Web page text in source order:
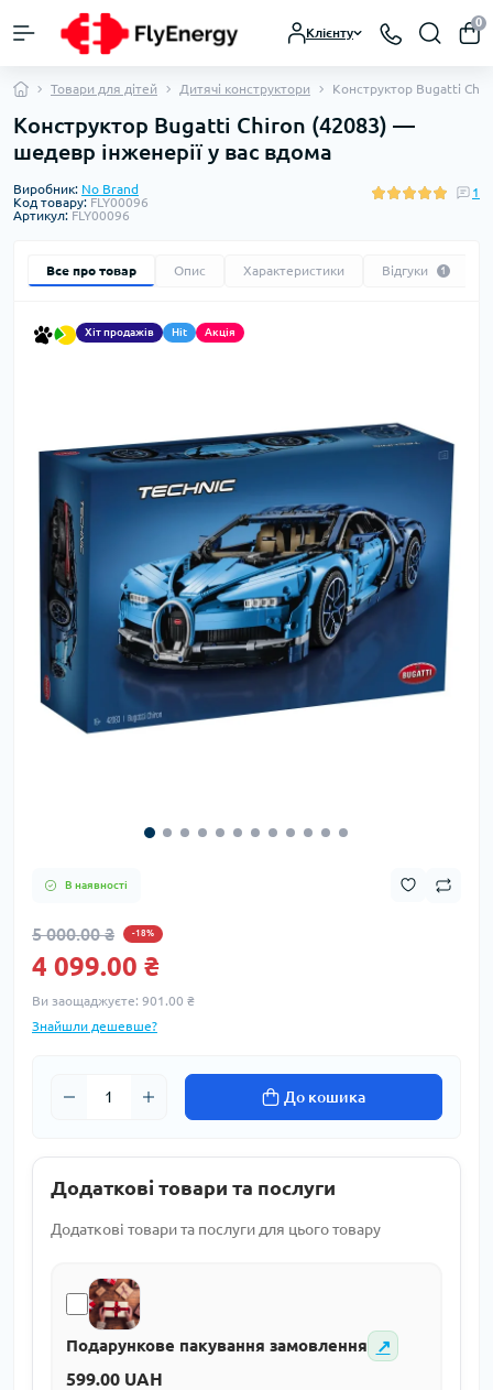
Клієнту
0
Товари для дітей Дитячі конструктори Конструктор Bugatti
Конструктор Bugatti Chiron (42083) —
шедевр інженерії у вас вдома
Виробник: No Brand
Код товару: FLY00096
Артикул: FLY00096
1
Все про товар Опис Характеристики Відгуки 1
Хіт продажів Hit Акція
В наявності
5 000.00 ₴ -18%
4 099.00 ₴
Ви заощаджуєте: 901.00 ₴
Знайшли дешевше?
До кошика
Додаткові товари та послуги
Додаткові товари та послуги для цього товару
Подарункове пакування замовлення
↗
599.00 UAH